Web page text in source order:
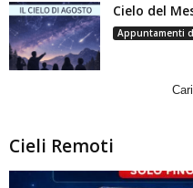
Cielo del
Appuntamenti
Cieli Remoti